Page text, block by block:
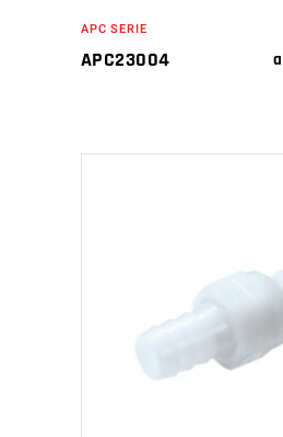
APC SERIE
APC23004
IN DEN